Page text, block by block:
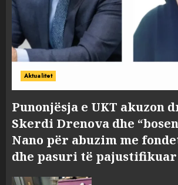
Aktualitet
Punonjësja e UKT akuzon
Skerdi Drenova dhe
Nano për abuzim me
dhe pasuri të pajustifikuar